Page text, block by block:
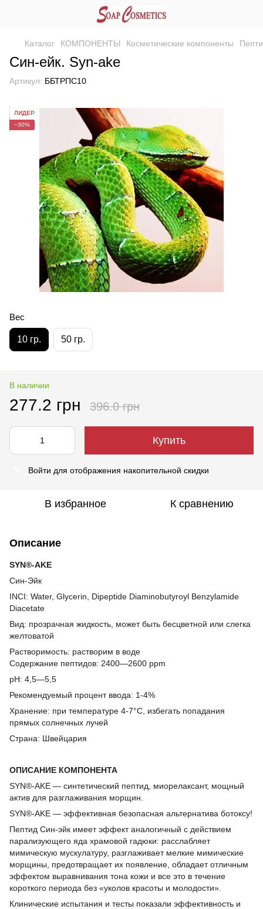
Каталог КОМПОНЕНТЫ Косметические компоненты
Син-ейк. Syn-ake
Артикул: ББТРПС10
ЛИДЕР
−30%
Вес
10 гр. 50 гр.
В наличии
277.2 грн 396.0 грн
Купить
Войти для отображения накопительной скидки
В избранное К сравнению
Описание
SYN®-AKE
Син-Эйк
INCI: Water, Glycerin, Dipeptide Diaminobutyroyl Benzylamide
Diacetate
Вид: прозрачная жидкость, может быть бесцветной или слегка
желтоватой
Растворимость: растворим в воде
Содержание пептидов: 2400—2600 ppm
pH: 4,5—5,5
Рекомендуемый процент ввода: 1-4%
Хранение: при температуре 4-7°С, избегать попадания
прямых солнечных лучей
Страна: Швейцария
ОПИСАНИЕ КОМПОНЕНТА
SYN®-AKE — синтетический пептид, миорелаксант, мощный
актив для разглаживания морщин.
SYN®-AKE — эффективная безопасная альтернатива ботоксу!
Пептид Син-эйк имеет эффект аналогичный с действием
парализующего яда храмовой гадюки: расслабляет
мимическую мускулатуру, разглаживает мелкие мимические
морщины, предотвращает их появление, обладает отличным
эффектом выравнивания тона кожи и все это в течение
короткого периода без «уколов красоты и молодости».
Клинические испытания и тесты показали эффективность и